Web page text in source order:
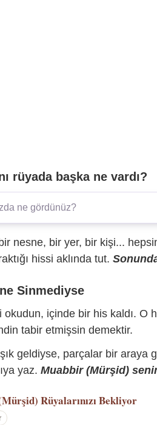
rüyada başka ne vardı?
nesne, bir yer, bir kişi...
hissi aklında tut.
Sinmediyse
okudun, içinde bir his kaldı. O
tabir etmişsin demektir.
geldiyse, parçalar bir araya
yaz. Muabbir (Mürşid)
Rüyalarınızı Bekliyor